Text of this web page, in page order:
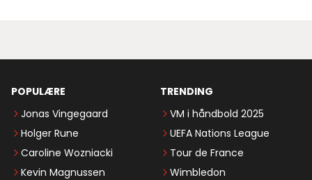
POPULÆRE
Jonas Vingegaard
Holger Rune
Caroline Wozniacki
Kevin Magnussen
TRENDING
VM i håndbold 2025
UEFA Nations League
Tour de France
Wimbledon